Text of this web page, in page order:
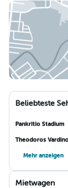
Beliebteste
Pankritio Stadium
Mehr anzeigen
Mietwagen